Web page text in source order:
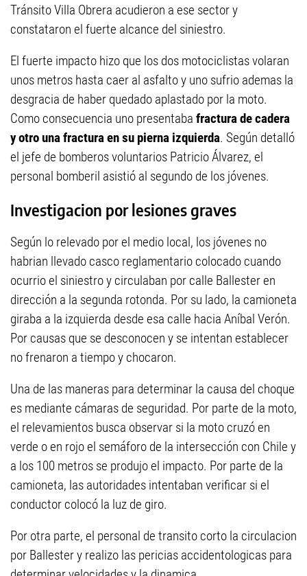
Tránsito Villa Obrera acudieron a ese sector y
constataron el fuerte alcance del siniestro.
El fuerte impacto hizo que los dos motociclistas volaran
unos metros hasta caer al asfalto y uno sufrio ademas la
desgracia de haber quedado aplastado por la moto.
Como consecuencia uno presentaba fractura de cadera
y otro una fractura en su pierna izquierda. Según detalló
el jefe de bomberos voluntarios Patricio Álvarez, el
personal bomberil asistió al segundo de los jóvenes.
Investigacion por lesiones graves
Según lo relevado por el medio local, los jóvenes no
habrian llevado casco reglamentario colocado cuando
ocurrio el siniestro y circulaban por calle Ballester en
dirección a la segunda rotonda. Por su lado, la camioneta
giraba a la izquierda desde esa calle hacia Aníbal Verón.
Por causas que se desconocen y se intentan establecer
no frenaron a tiempo y chocaron.
Una de las maneras para determinar la causa del choque
es mediante cámaras de seguridad. Por parte de la moto,
el relevamientos busca observar si la moto cruzó en
verde o en rojo el semáforo de la intersección con Chile y
a los 100 metros se produjo el impacto. Por parte de la
camioneta, las autoridades intentaban verificar si el
conductor colocó la luz de giro.
Por otra parte, el personal de transito corto la circulacion
por Ballester y realizo las pericias accidentologicas para